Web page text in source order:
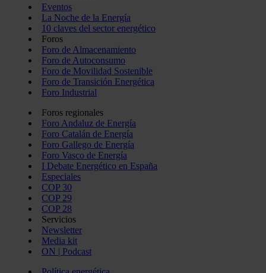
Eventos
La Noche de la Energía
10 claves del sector energético
Foros
Foro de Almacenamiento
Foro de Autoconsumo
Foro de Movilidad Sostenible
Foro de Transición Energética
Foro Industrial
Foros regionales
Foro Andaluz de Energía
Foro Catalán de Energía
Foro Gallego de Energía
Foro Vasco de Energía
I Debate Energético en España
Especiales
COP 30
COP 29
COP 28
Servicios
Newsletter
Media kit
ON | Podcast